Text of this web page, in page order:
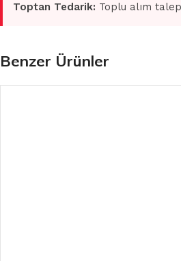
Toptan Tedarik: Toplu alım
Benzer Ürünler